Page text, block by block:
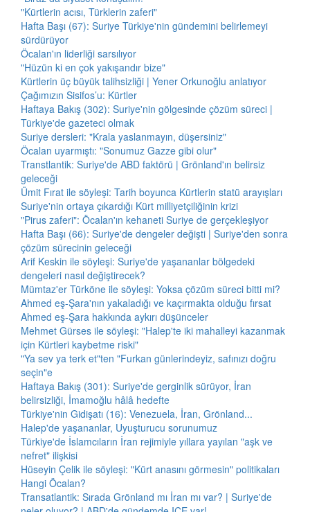
"Kürtlerin acısı, Türklerin zaferi"
Hafta Başı (67): Suriye Türkiye'nin gündemini belirlemeyi
sürdürüyor
Öcalan'ın liderliği sarsılıyor
"Hüzün ki en çok yakışandır bize"
Kürtlerin üç büyük talihsizliği | Yener Orkunoğlu anlatıyor
Çağımızın Sisifos’u: Kürtler
Haftaya Bakış (302): Suriye'nin gölgesinde çözüm süreci |
Türkiye'de gazeteci olmak
Suriye dersleri: "Krala yaslanmayın, düşersiniz"
Öcalan uyarmıştı: "Sonumuz Gazze gibi olur"
Transtlantik: Suriye'de ABD faktörü | Grönland'ın belirsiz
geleceği
Ümit Fırat ile söyleşi: Tarih boyunca Kürtlerin statü arayışları
Suriye'nin ortaya çıkardığı Kürt milliyetçiliğinin krizi
"Pirus zaferi": Öcalan'ın kehaneti Suriye de gerçekleşiyor
Hafta Başı (66): Suriye'de dengeler değişti | Suriye'den sonra
çözüm sürecinin geleceği
Arif Keskin ile söyleşi: Suriye'de yaşananlar bölgedeki
dengeleri nasıl değiştirecek?
Mümtaz'er Türköne ile söyleşi: Yoksa çözüm süreci bitti mi?
Ahmed eş-Şara'nın yakaladığı ve kaçırmakta olduğu fırsat
Ahmed eş-Şara hakkında aykırı düşünceler
Mehmet Gürses ile söyleşi: "Halep'te iki mahalleyi kazanmak
için Kürtleri kaybetme riski"
"Ya sev ya terk et"ten "Furkan günlerindeyiz, safınızı doğru
seçin"e
Haftaya Bakış (301): Suriye'de gerginlik sürüyor, İran
belirsizliği, İmamoğlu hâlâ hedefte
Türkiye'nin Gidişatı (16): Venezuela, İran, Grönland...
Halep'de yaşananlar, Uyuşturucu sorunumuz
Türkiye'de İslamcıların İran rejimiyle yıllara yayılan "aşk ve
nefret" ilişkisi
Hüseyin Çelik ile söyleşi: "Kürt anasını görmesin" politikaları
Hangi Öcalan?
Transatlantik: Sırada Grönland mı İran mı var? | Suriye'de